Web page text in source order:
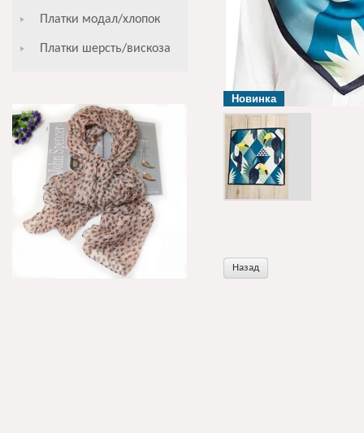
Платки модал/хлопок
Платки шерсть/вискоза
Новинка
Назад